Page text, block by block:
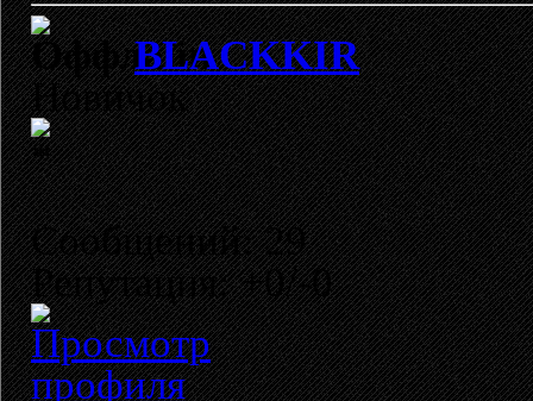
BLACKKIR
Новичок
Сообщений: 29
Репутация: +0/-0